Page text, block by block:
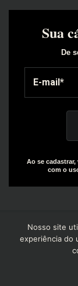
Sua
De
Ao se
com o
Copyright©
Nosso site
experiência do